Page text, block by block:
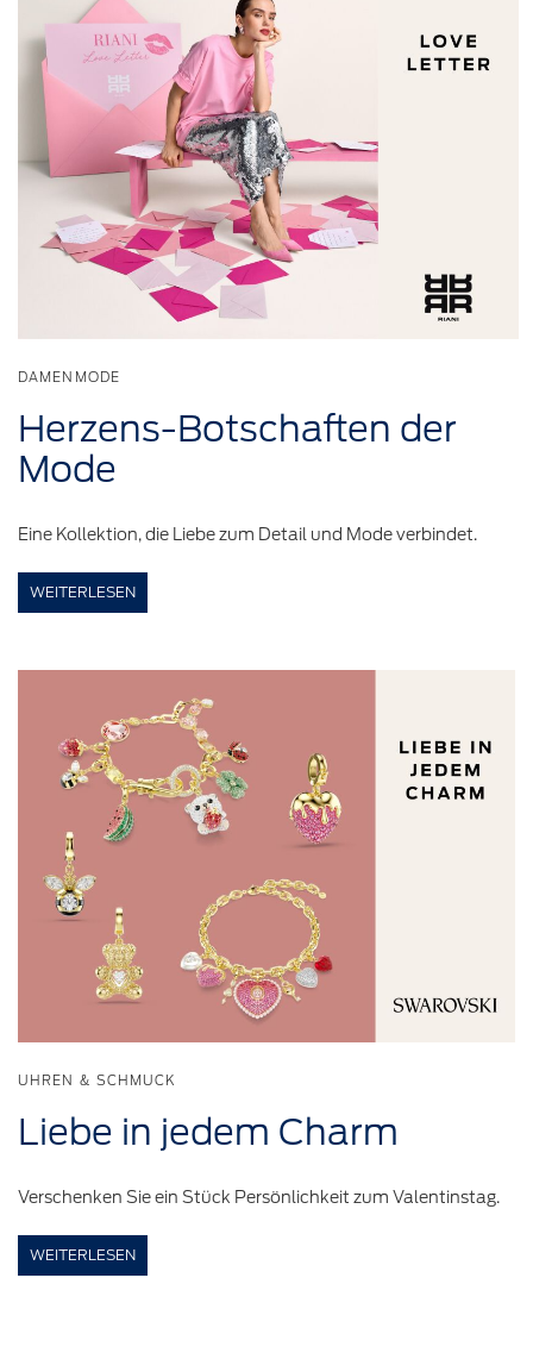
DAMENMODE
Herzens-Botschaften der
Mode
Eine Kollektion, die Liebe zum Detail und Mode verbindet.
WEITERLESEN
UHREN & SCHMUCK
Liebe in jedem Charm
Verschenken Sie ein Stück Persönlichkeit zum Valentinstag.
WEITERLESEN